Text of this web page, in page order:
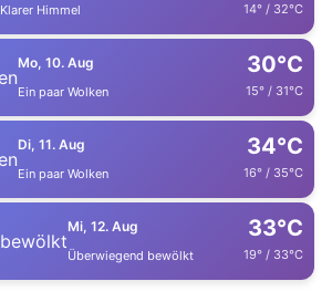
Klarer Himmel 14° / 32°C
Mo, 10. Aug
Ein paar Wolken
30°C
15° / 31°C
Di, 11. Aug
Ein paar Wolken
34°C
16° / 35°C
Mi, 12. Aug
Überwiegend bewölkt
33°C
19° / 33°C